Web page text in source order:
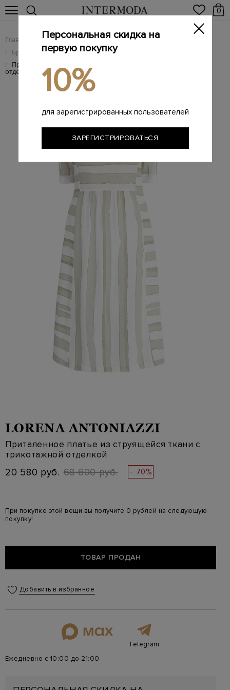
0
Главная Женщинам / Женская одежда
/ Брендовые женские платья
/ Приталенное платье из струящейся ткани с трикотажной
отделкой
LORENA ANTONIAZZI
Приталенное платье из струящейся ткани с
трикотажной отделкой
20 580 руб. 68 600 руб. - 70%
При покупке этой вещи вы получите 0 рублей на следующую
покупку!
ТОВАР ПРОДАН
Добавить в избранное
Telegram
Ежедневно с 10:00 до 21:00
Персональная скидка на
первую покупку
10%
для зарегистрированных пользователей
ЗАРЕГИСТРИРОВАТЬСЯ